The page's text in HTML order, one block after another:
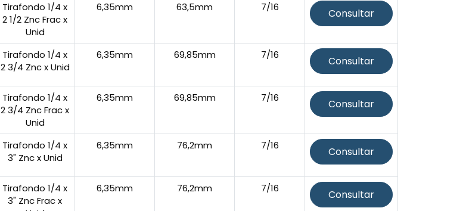
Tirafondo 1/4 x
2 1/2 Znc Frac x
Unid
6,35mm 63,5mm 7/16 Consultar
Tirafondo 1/4 x
2 3/4 Znc x Unid
6,35mm 69,85mm 7/16 Consultar
Tirafondo 1/4 x
2 3/4 Znc Frac x
Unid
6,35mm 69,85mm 7/16 Consultar
Tirafondo 1/4 x
3" Znc x Unid
6,35mm 76,2mm 7/16 Consultar
Tirafondo 1/4 x
3" Znc Frac x
6,35mm 76,2mm 7/16 Consultar